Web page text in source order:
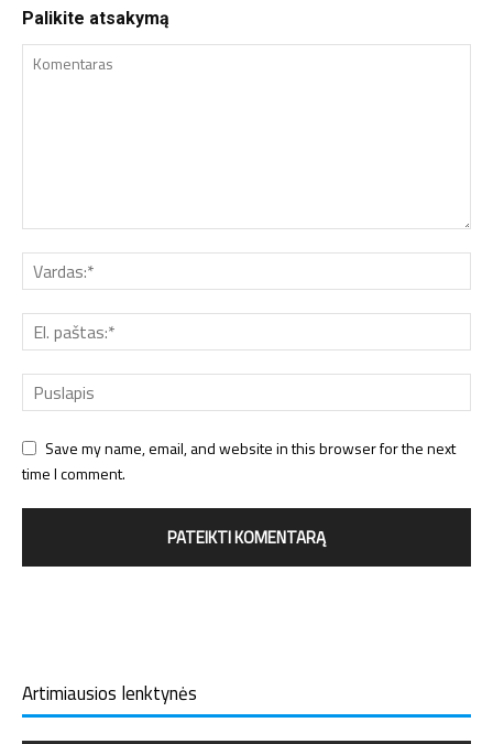
Palikite atsakymą
Save my name, email, and website in this browser for the next
time I comment.
Artimiausios lenktynės